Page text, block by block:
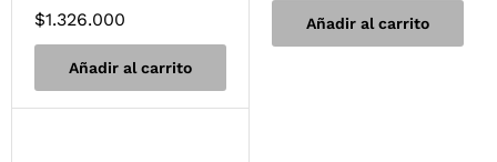
$1.326.000
Añadir al carrito
Añadir al carrito